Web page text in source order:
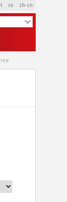
it ru zh-cn